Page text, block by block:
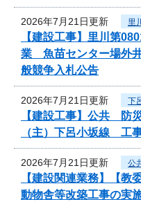
2026年7月21日更新 里
【建設工事】里川第
業 魚苗センター場外
般競争入札公告
2026年7月21日更新 下
【建設工事】公共 防
（主）下呂小坂線 工
2026年7月21日更新 公
【建設関連業務】【教
動物舎等改築工事の実